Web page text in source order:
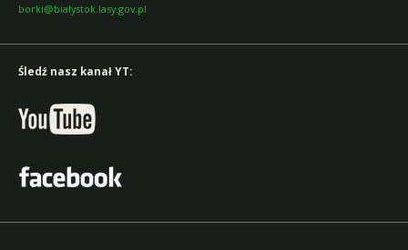
borki@bialystok.lasy.gov.pl
Śledź nasz kanał YT: